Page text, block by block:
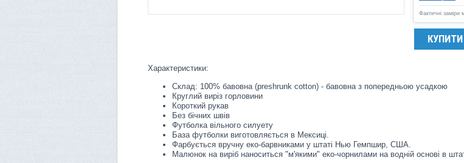
Фактичні заміри
КУПИТИ
Характеристики:
Склад: 100% бавовна (preshrunk cotton) - бавовна з попередньою усадкою
Круглий виріз горловини
Короткий рукав
Без бічних швів
Футболка вільного силуету
База футболки виготовляється в Мексиці.
Фарбується вручну еко-барвниками у штаті Нью Гемпшир, США.
Малюнок на виріб наноситься "м'якими" еко-чорнилами на водній основі в